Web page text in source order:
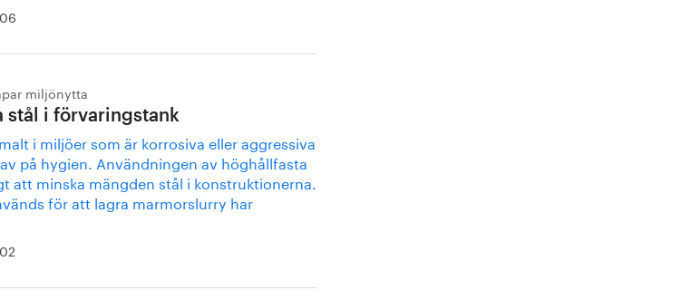
miljönytta
stål i förvaringstank
i miljöer som är korrosiva eller aggressiva
på hygien. Användningen av höghållfasta
att minska mängden stål i konstruktionerna.
för att lagra marmorslurry har